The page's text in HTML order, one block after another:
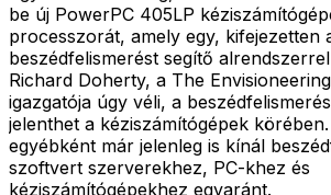
be új PowerPC 405LP
processzorát, amely egy, kifejezetten
beszédfelismerést segítő
Richard Doherty, a The
igazgatója úgy véli, a
jelenthet a kéziszámítógépek
egyébként már jelenleg is kínál
szoftvert szerverekhez, PC-khez és
kéziszámítógépekhez egyaránt.